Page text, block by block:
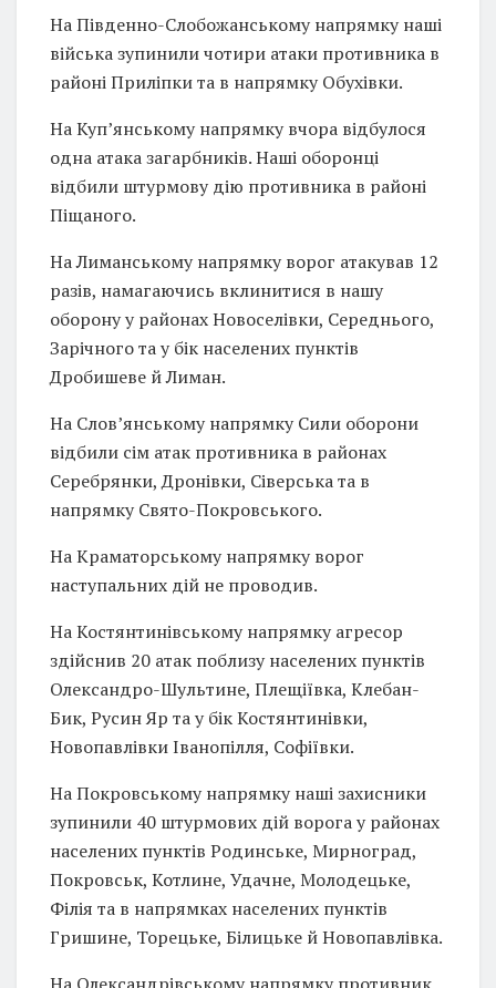
На Південно-Слобожанському напрямку наші
війська зупинили чотири атаки противника в
районі Приліпки та в напрямку Обухівки.
На Куп’янському напрямку вчора відбулося
одна атака загарбників. Наші оборонці
відбили штурмову дію противника в районі
Піщаного.
На Лиманському напрямку ворог атакував 12
разів, намагаючись вклинитися в нашу
оборону у районах Новоселівки, Середнього,
Зарічного та у бік населених пунктів
Дробишеве й Лиман.
На Слов’янському напрямку Сили оборони
відбили сім атак противника в районах
Серебрянки, Дронівки, Сіверська та в
напрямку Свято-Покровського.
На Краматорському напрямку ворог
наступальних дій не проводив.
На Костянтинівському напрямку агресор
здійснив 20 атак поблизу населених пунктів
Олександро-Шультине, Плещіївка, Клебан-
Бик, Русин Яр та у бік Костянтинівки,
Новопавлівки Іванопілля, Софіївки.
На Покровському напрямку наші захисники
зупинили 40 штурмових дій ворога у районах
населених пунктів Родинське, Мирноград,
Покровськ, Котлине, Удачне, Молодецьке,
Філія та в напрямках населених пунктів
Гришине, Торецьке, Білицьке й Новопавлівка.